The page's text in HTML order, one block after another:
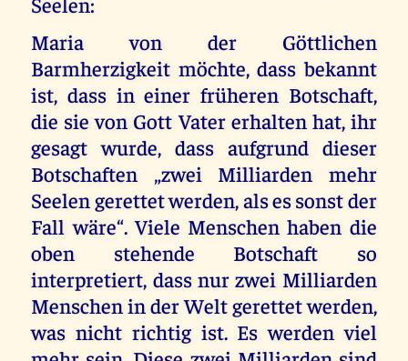
Maria von der Göttlichen
Barmherzigkeit möchte, dass bekannt
ist, dass in einer früheren Botschaft,
die sie von Gott Vater erhalten hat, ihr
gesagt wurde, dass aufgrund dieser
Botschaften „zwei Milliarden mehr
Seelen gerettet werden, als es sonst der
Fall wäre“. Viele Menschen haben die
oben stehende Botschaft so
interpretiert, dass nur zwei Milliarden
Menschen in der Welt gerettet werden,
was nicht richtig ist. Es werden viel